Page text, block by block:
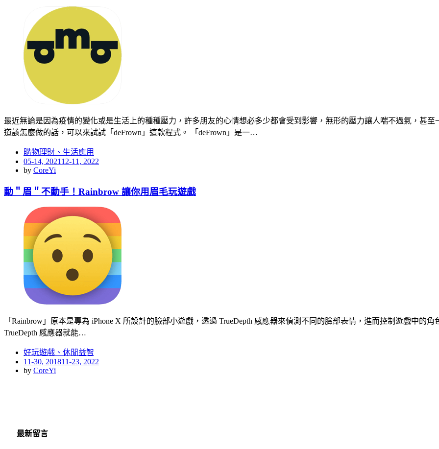
最近無論是因為疫情的變化或是生活上的種種壓力，許多朋友的心情想必多少都會受到影響，無形的壓力讓人喘不過氣，甚
道該怎麼做的話，可以來試試「deFrown」這款程式。 「deFrown」是一…
購物理財、生活應用
Posted
on
05-14, 2021 12-11, 2022
by CoreYi
動＂眉＂不動手！Rainbrow 讓你用眉毛玩遊戲
「Rainbrow」原本是專為 iPhone X 所設計的臉部小遊戲，透過 TrueDepth 感應器來偵測不同的臉部表情，進而控制遊戲中的
TrueDepth 感應器就能…
好玩遊戲、休閒益智
Posted
on
11-30, 201811-23, 2022
by CoreYi
最新留言